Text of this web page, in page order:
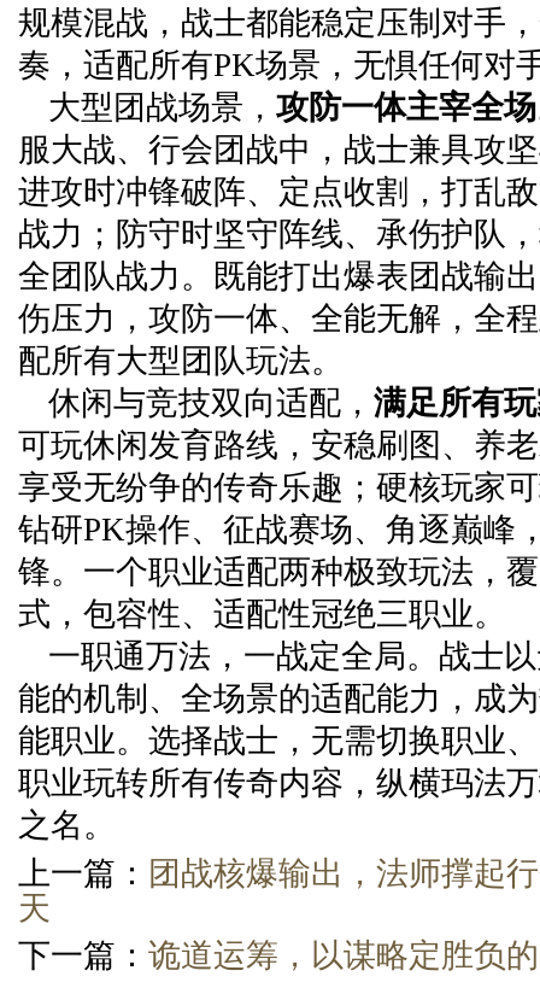
规模混战，战士都能稳定压制对手
奏，适配所有PK场景，无惧任何对
大型团战场景， 攻防一体主宰全场
服大战、行会团战中，战士兼具攻
进攻时冲锋破阵、定点收割，打乱
战力；防守时坚守阵线、承伤护队
全团队战力。既能打出爆表团战输
伤压力，攻防一体、全能无解，全
配所有大型团队玩法。
休闲与竞技双向适配， 满足所有
可玩休闲发育路线，安稳刷图、养
享受无纷争的传奇乐趣；硬核玩家
钻研PK操作、征战赛场、角逐巅峰
锋。一个职业适配两种极致玩法，
式，包容性、适配性冠绝三职业。
一职通万法，一战定全局。战士
能的机制、全场景的适配能力，成
能职业。选择战士，无需切换职业
职业玩转所有传奇内容，纵横玛法
之名。
上一篇： 团战核爆输出，法师撑起
天
下一篇： 诡道运筹，以谋略定胜负